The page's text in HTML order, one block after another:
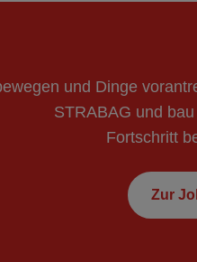
und Dinge
STRABAG und
Fortschritt
Zur